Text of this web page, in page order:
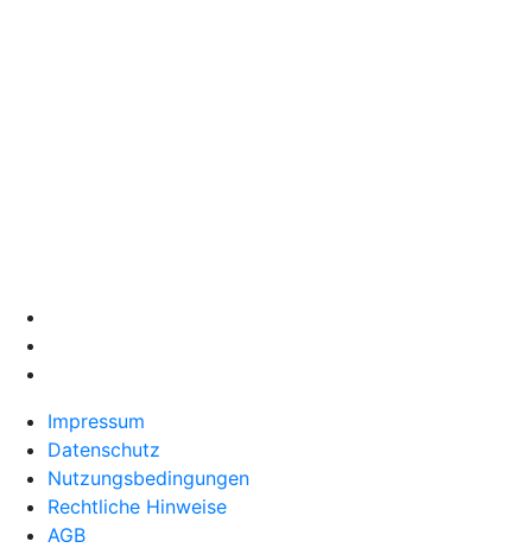
Impressum
Datenschutz
Nutzungsbedingungen
Rechtliche Hinweise
AGB